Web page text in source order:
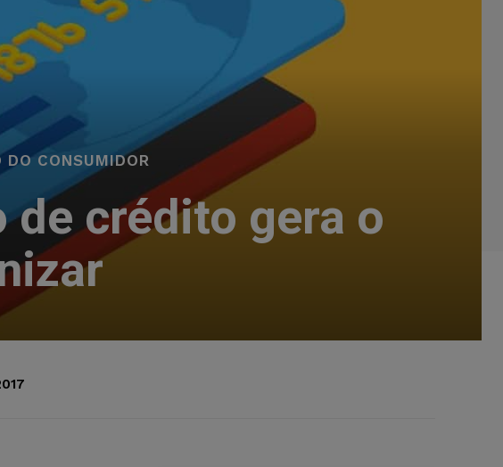
DO CONSUMIDOR
de crédito gera o